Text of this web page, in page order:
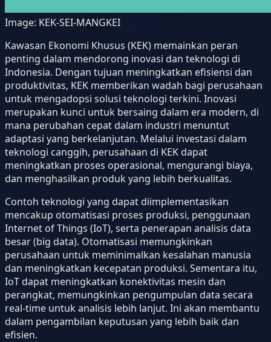
Image: KEK-SEI-MANGKEI
Kawasan Ekonomi Khusus (KEK) memainkan peran
penting dalam mendorong inovasi dan teknologi di
Indonesia. Dengan tujuan meningkatkan efisiensi dan
produktivitas, KEK memberikan wadah bagi perusahaan
untuk mengadopsi solusi teknologi terkini. Inovasi
merupakan kunci untuk bersaing dalam era modern, di
mana perubahan cepat dalam industri menuntut
adaptasi yang berkelanjutan. Melalui investasi dalam
teknologi canggih, perusahaan di KEK dapat
meningkatkan proses operasional, mengurangi biaya,
dan menghasilkan produk yang lebih berkualitas.
Contoh teknologi yang dapat diimplementasikan
mencakup otomatisasi proses produksi, penggunaan
Internet of Things (IoT), serta penerapan analisis data
besar (big data). Otomatisasi memungkinkan
perusahaan untuk meminimalkan kesalahan manusia
dan meningkatkan kecepatan produksi. Sementara itu,
IoT dapat meningkatkan konektivitas mesin dan
perangkat, memungkinkan pengumpulan data secara
real-time untuk analisis lebih lanjut. Ini akan membantu
dalam pengambilan keputusan yang lebih baik dan
efisien.